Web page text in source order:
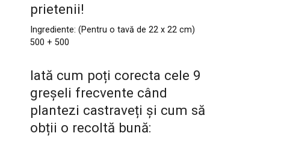
prietenii!
Ingrediente: (Pentru o tavă de 22 x 22 cm)
500 + 500
Iată cum poți corecta cele 9
greșeli frecvente când
plantezi castraveți și cum să
obții o recoltă bună: